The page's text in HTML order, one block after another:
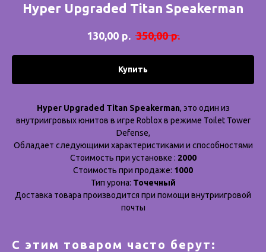
Hyper Upgraded Titan Speakerman
130,00 р. 350,00 р.
Купить
Hyper Upgraded Titan Speakerman, это один из
внутриигровых юнитов в игре Roblox в режиме Toilet Tower
Defense,
Обладает следующими характеристиками и способностями
Стоимость при установке : 2000
Стоимость при продаже: 1000
Тип урона: Точечный
Доставка товара производится при помощи внутриигровой
почты
С этим товаром часто берут: